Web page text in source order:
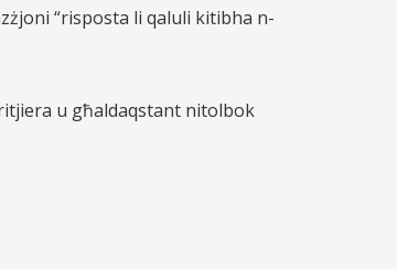
“risposta li qaluli kitibha n-
u għaldaqstant nitolbok